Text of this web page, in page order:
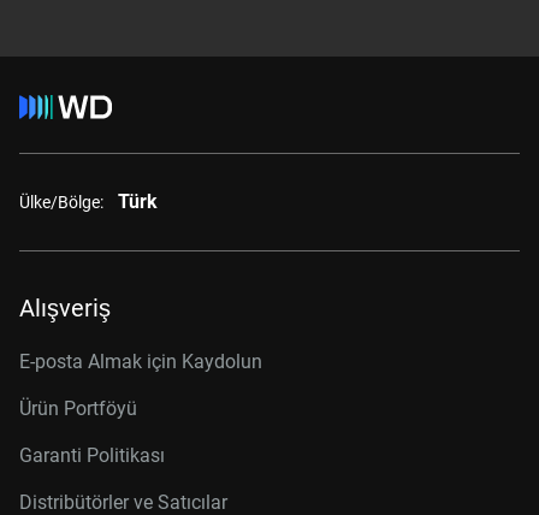
Ülke/Bölge: Türk
Alışveriş
E-posta Almak için Kaydolun
Ürün Portföyü
Garanti Politikası
Distribütörler ve Satıcılar